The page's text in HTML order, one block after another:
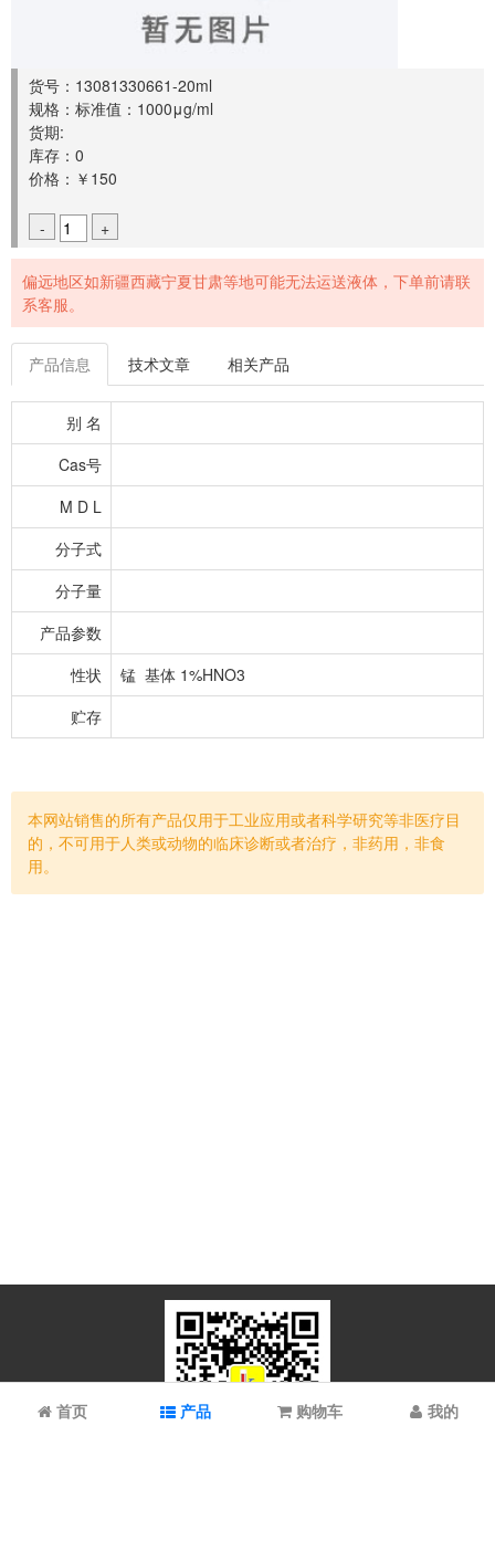
货号：13081330661-20ml
规格：标准值：1000μg/ml
货期:
库存：0
价格：￥150
- +
偏远地区如新疆西藏宁夏甘肃等地可能无法运送液体，下单前请联
系客服。
产品信息 技术文章 相关产品
别 名
Cas号
M D L
分子式
分子量
产品参数
性状
锰 基体 1%HNO3
贮存
本网站销售的所有产品仅用于工业应用或者科学研究等非医疗目
的，不可用于人类或动物的临床诊断或者治疗，非药用，非食
用。
首页 产品 购物车 我的